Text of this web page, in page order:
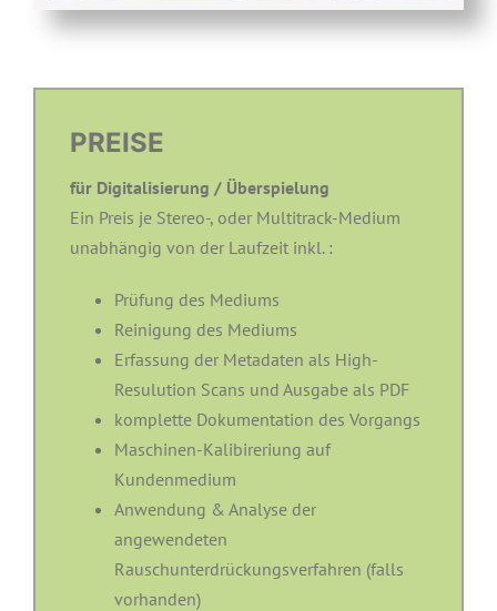
PREISE
für Digitalisierung / Überspielung
Ein Preis je Stereo-, oder Multitrack-Medium
unabhängig von der Laufzeit inkl. :
Prüfung des Mediums
Reinigung des Mediums
Erfassung der Metadaten als High-
Resulution Scans und Ausgabe als PDF
komplette Dokumentation des Vorgangs
Maschinen-Kalibireriung auf
Kundenmedium
Anwendung & Analyse der
angewendeten
Rauschunterdrückungsverfahren (falls
vorhanden)